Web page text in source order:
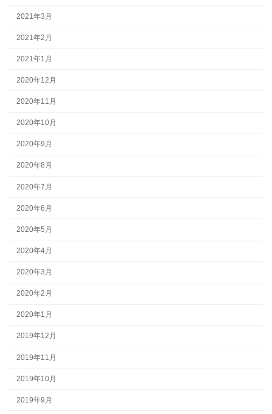
2021年3月
2021年2月
2021年1月
2020年12月
2020年11月
2020年10月
2020年9月
2020年8月
2020年7月
2020年6月
2020年5月
2020年4月
2020年3月
2020年2月
2020年1月
2019年12月
2019年11月
2019年10月
2019年9月